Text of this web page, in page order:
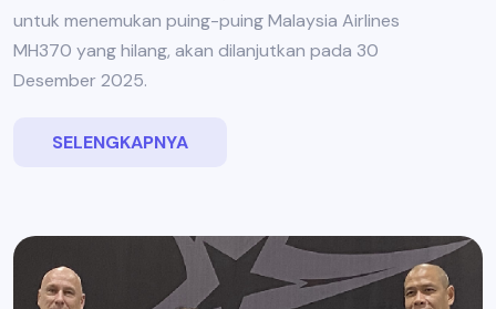
untuk menemukan puing-puing Malaysia Airlines
MH370 yang hilang, akan dilanjutkan pada 30
Desember 2025.
SELENGKAPNYA